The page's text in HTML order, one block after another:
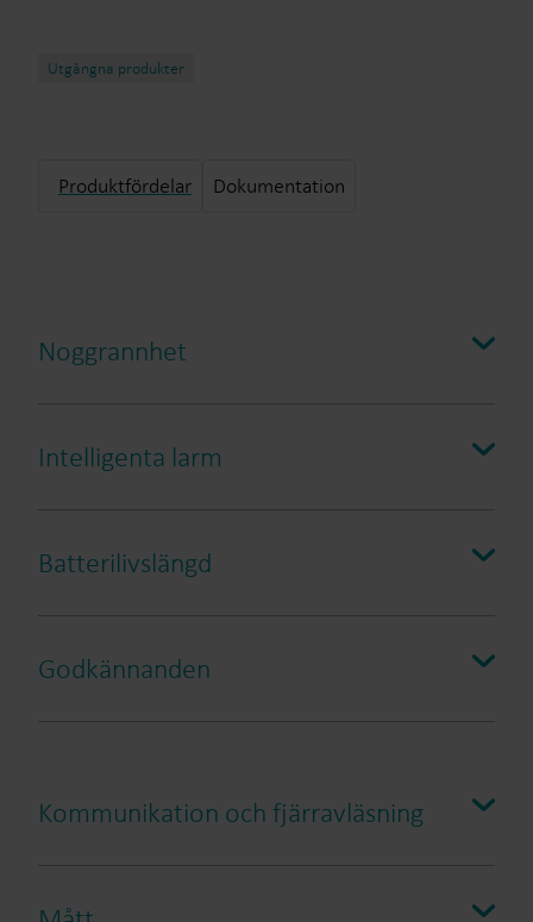
Utgångna produkter
Produktfördelar Dokumentation
Noggrannhet
Intelligenta larm
Läckage
Omvänt flöde
Batterilivslängd
Godkännanden
Kommunikation och fjärravläsning